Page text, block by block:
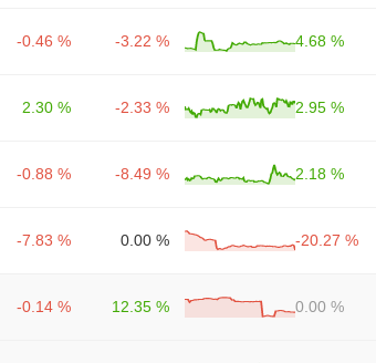
-0.46 % -3.22 % 4.68 %
2.30 % -2.33 % 2.95 %
-0.88 % -8.49 % 2.18 %
-7.83 % 0.00 % -20.27 %
-0.14 % 12.35 % 0.00 %